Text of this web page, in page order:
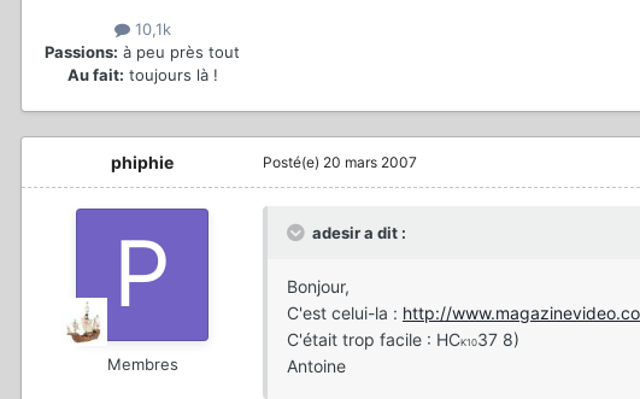
10,1k
Passions: à peu près tout
Au fait: toujours là !
phiphie
Membres
Posté(e) 20 mars 2007
adesir a dit :
Bonjour,
C'est celui-la : http://
C'était trop facile : HCK1037 8)
Antoine